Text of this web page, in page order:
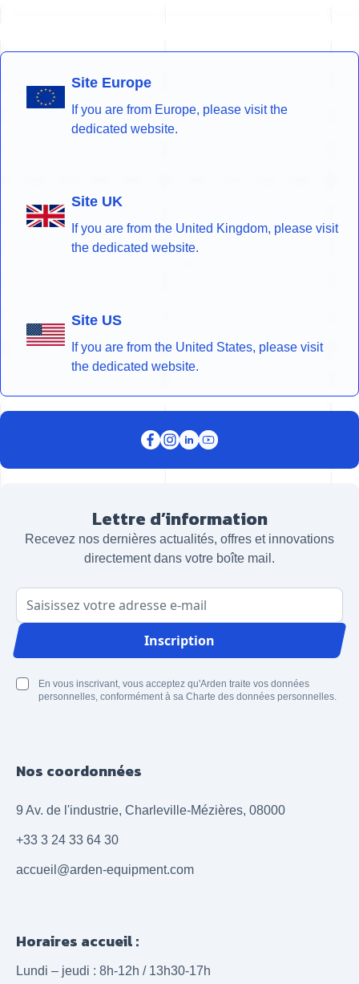
Site Europe
If you are from Europe, please visit the
dedicated website.
Site UK
If you are from the United Kingdom, please visit
the dedicated website.
Site US
If you are from the United States, please visit
the dedicated website.
Lettre d’information
Recevez nos dernières actualités, offres et innovations
directement dans votre boîte mail.
Adresse email
Inscription
En vous inscrivant, vous acceptez qu'Arden traite vos données
personnelles, conformément à sa Charte des données personnelles.
Nos coordonnées
9 Av. de l'industrie, Charleville-Mézières, 08000
+33 3 24 33 64 30
accueil@arden-equipment.com
Horaires accueil :
Lundi – jeudi : 8h-12h / 13h30-17h